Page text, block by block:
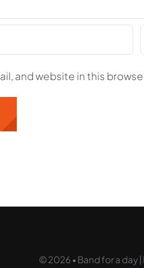
and website in this
© 2026 • Band for a day |